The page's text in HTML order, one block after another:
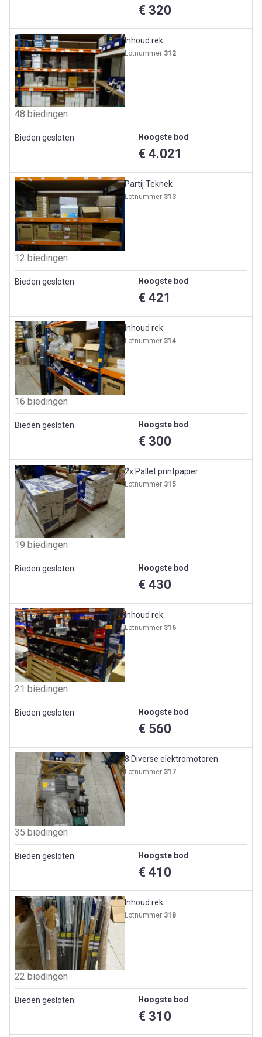
€ 320
Inhoud rek
Lotnummer 312
48 biedingen
Bieden gesloten Hoogste bod
€ 4.021
Partij Teknek
Lotnummer 313
12 biedingen
Bieden gesloten Hoogste bod
€ 421
Inhoud rek
Lotnummer 314
16 biedingen
Bieden gesloten Hoogste bod
€ 300
2x Pallet printpapier
Lotnummer 315
19 biedingen
Bieden gesloten Hoogste bod
€ 430
Inhoud rek
Lotnummer 316
21 biedingen
Bieden gesloten Hoogste bod
€ 560
8 Diverse elektromotoren
Lotnummer 317
35 biedingen
Bieden gesloten Hoogste bod
€ 410
Inhoud rek
Lotnummer 318
22 biedingen
Bieden gesloten Hoogste bod
€ 310